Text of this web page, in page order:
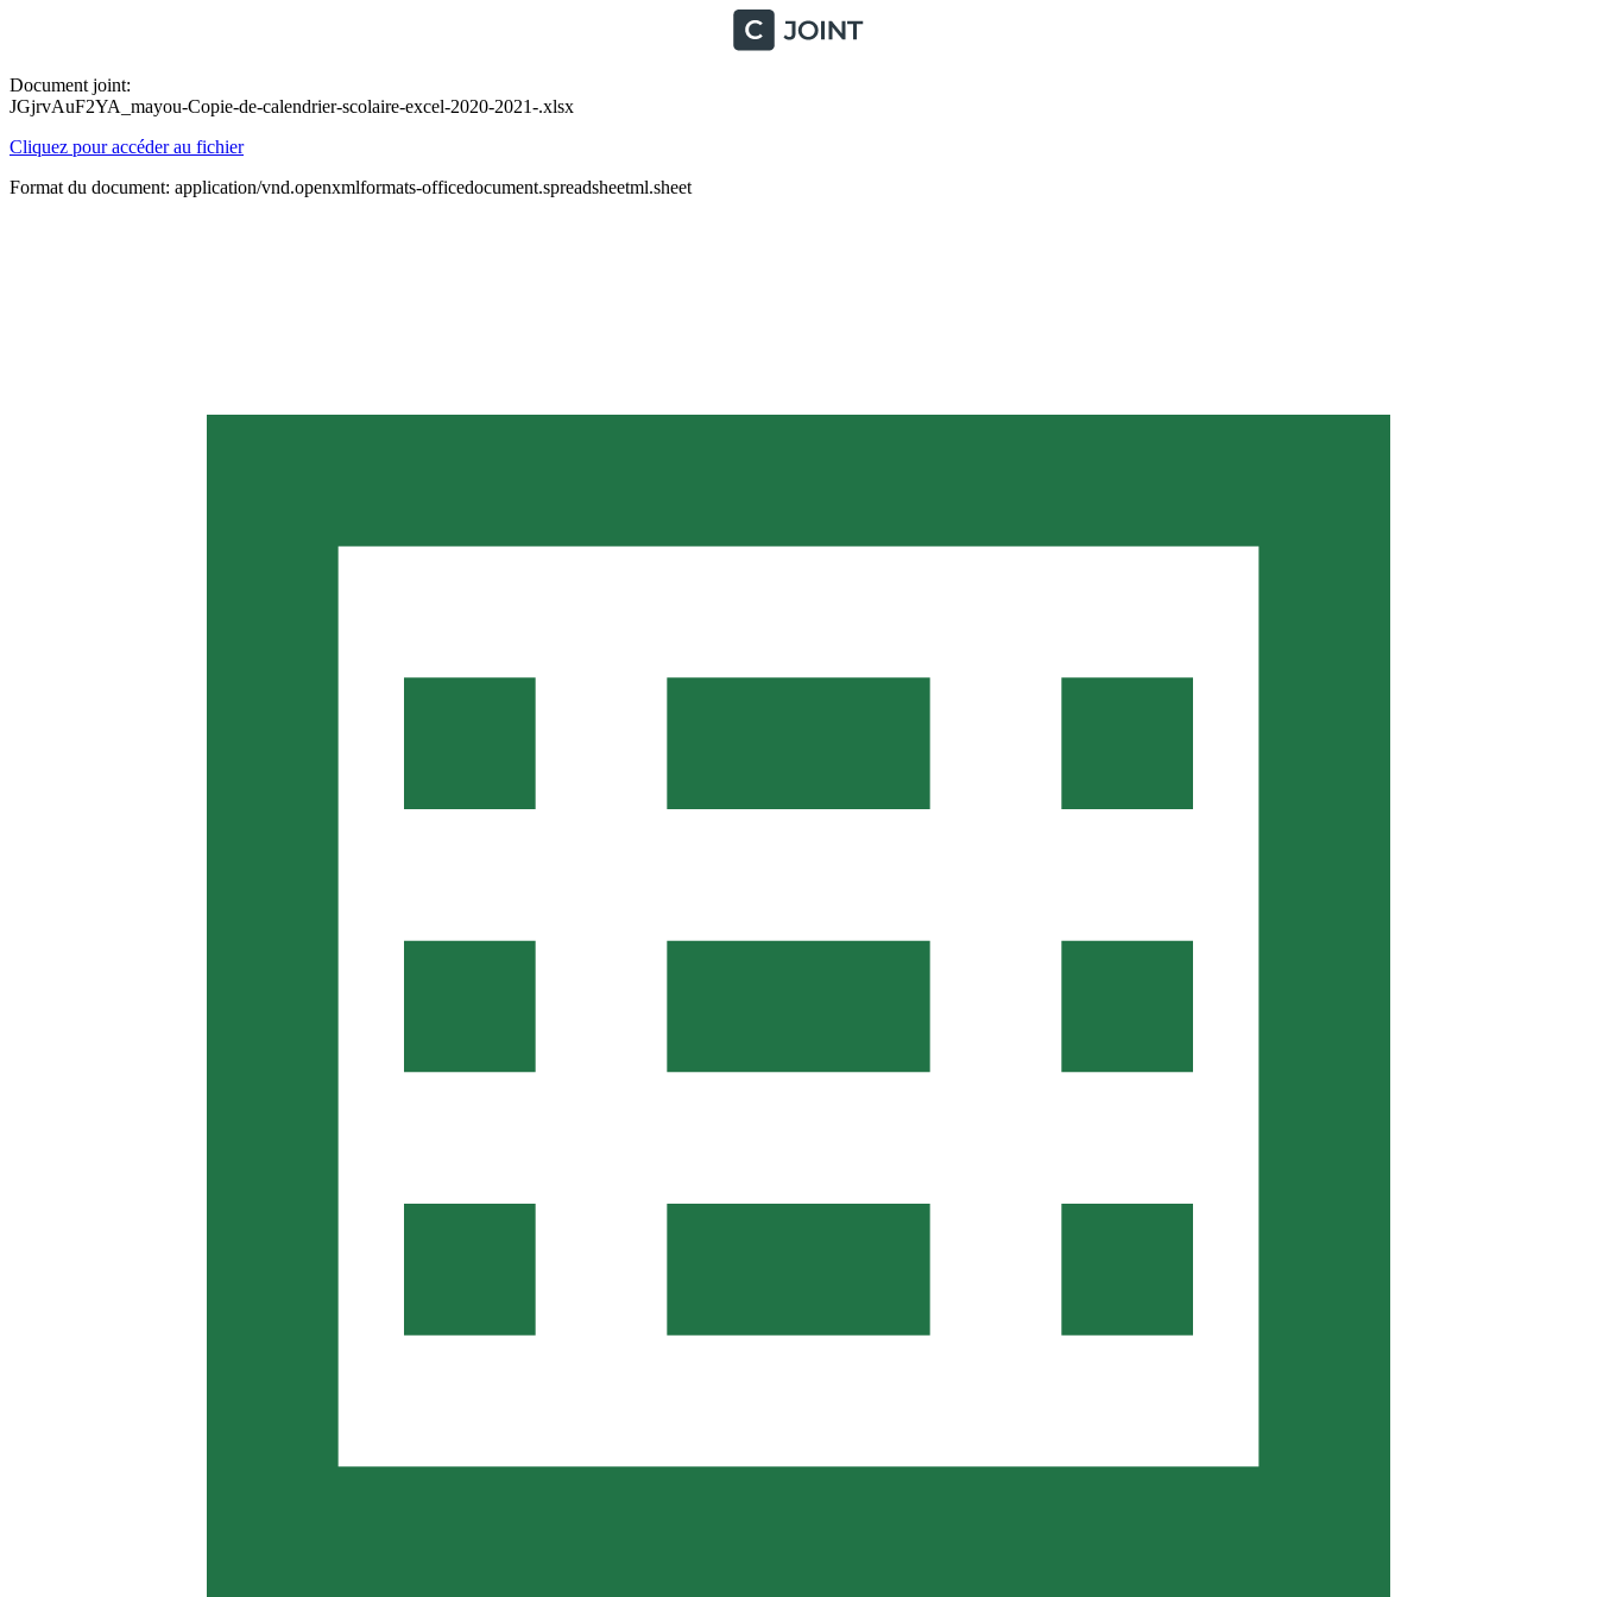
Document joint:
JGjrvAuF2YA_mayou-Copie-de-calendrier-scolaire-excel-2020-2021-.xlsx
Cliquez pour accéder au fichier
Format du document: application/vnd.openxmlformats-officedocument.spreadsheetml.sheet